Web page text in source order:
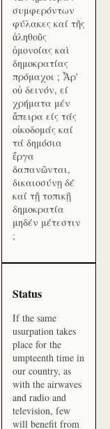
συμφερόντων
φύλακες καί τῆς
ἀληθοῦς
ὁμονοίας καὶ
δημοκρατίας
πρόμαχοι ; Ἆρ'
οὐ δεινόν, εί
χρήματα μέν
ἄπειρα είς τάς
οἰκοδομάς καί
τά δημόσια
ἔργα
δαπανῶνται,
δικαιοσύνῃ δέ
καί τῇ τοπικῇ
δημοκρατία
μηδέν μέτεστιν
;
Status
If the same
usurpation takes
place for the
umpteenth time in
our country, as
with the airwaves
and radio and
television, few
will benefit from